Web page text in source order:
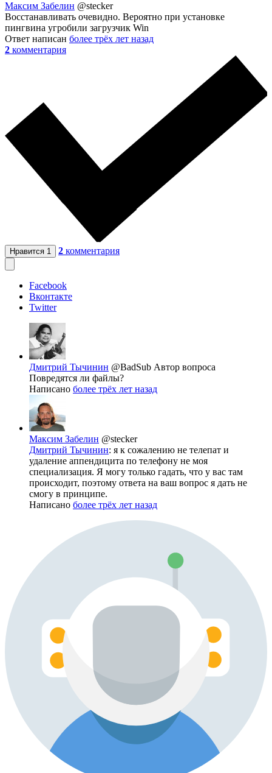
Максим Забелин @stecker
Восстанавливать очевидно. Вероятно при установке
пингвина угробили загрузчик Win
Ответ написан более трёх лет назад
2 комментария
Нравится 1 2 комментария
Facebook
Вконтакте
Twitter
Дмитрий Тычинин @BadSub Автор вопроса
Повредятся ли файлы?
Написано более трёх лет назад
Максим Забелин @stecker
Дмитрий Тычинин: я к сожалению не телепат и
удаление аппендицита по телефону не моя
специализация. Я могу только гадать, что у вас там
происходит, поэтому ответа на ваш вопрос я дать не
смогу в принципе.
Написано более трёх лет назад